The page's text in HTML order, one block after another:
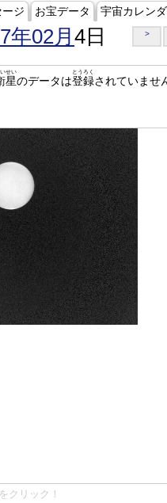
ジ お宝データ 宇宙カレン
年02月 4日 >
星
いせい
のデータは登録
とうろく
されていませ
クリック！